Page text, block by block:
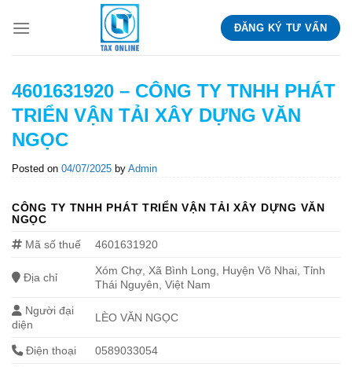
ĐĂNG KÝ TƯ VẤN
4601631920 – CÔNG TY TNHH PHÁT
TRIỂN VẬN TẢI XÂY DỰNG VĂN
NGỌC
Posted on 04/07/2025 by Admin
CÔNG TY TNHH PHÁT TRIỂN VẬN TẢI XÂY DỰNG VĂN
NGỌC
Mã số thuế
4601631920
Địa chỉ
Xóm Chợ, Xã Bình Long, Huyện Võ Nhai, Tỉnh
Thái Nguyên, Việt Nam
Người đại
diện
LÈO VĂN NGỌC
Điện thoại 0589033054